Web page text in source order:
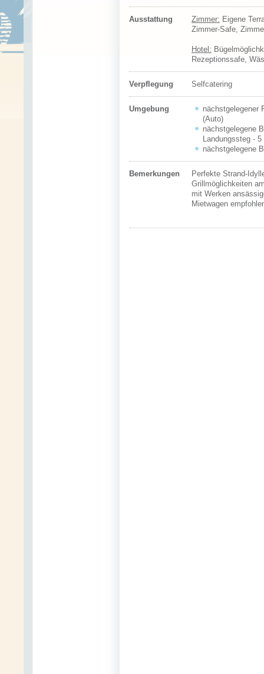
Ausstattung Zimmer: Eigene
Zimmer-Safe,
Hotel:
Rezeptionssafe,
Verpflegung Selfcatering
Umgebung
nächstgelegener
(Auto)
nächstgelegene
Landungssteg -
nächstgelegene
Bemerkungen
Perfekte Strand-
Grillmöglichkeiten
mit Werken
Mietwagen